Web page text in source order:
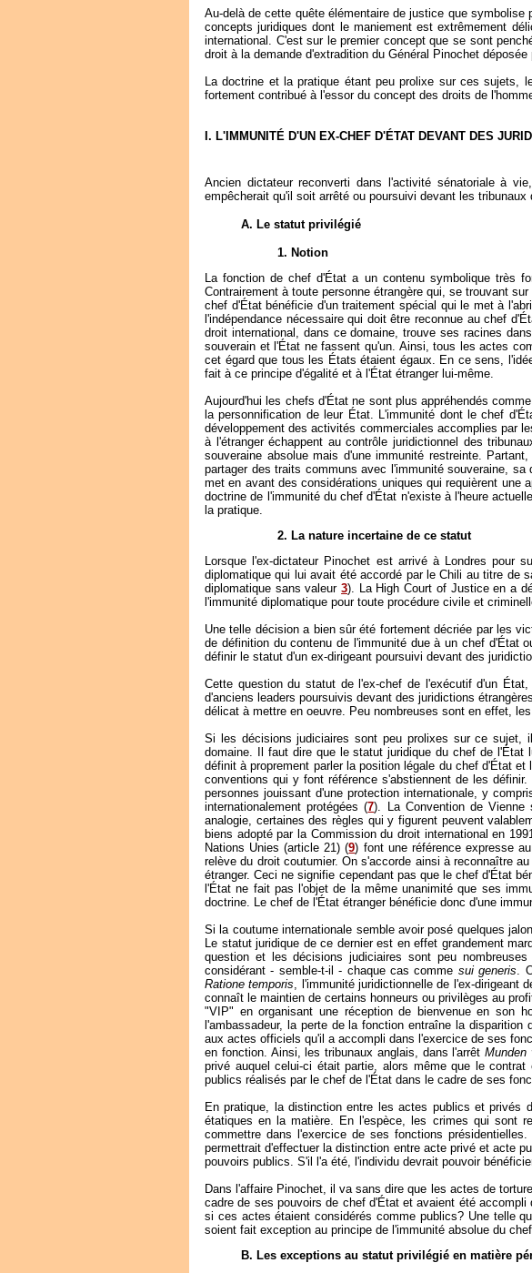
Au-delà de cette quête élémentaire de justice que
concepts juridiques dont le maniement est extrêmement
international. C'est sur le premier concept que se sont
droit à la demande d'extradition du Général Pinochet
La doctrine et la pratique étant peu prolixe sur ces sujets,
fortement contribué à l'essor du concept des droits de
I. L'IMMUNITÉ D'UN EX-CHEF D'ÉTAT DEVANT DES
Ancien dictateur reconverti dans l'activité sénatoriale à
empêcherait qu'il soit arrêté ou poursuivi devant les
A. Le statut privilégié
1. Notion
La fonction de chef d'État a un contenu symbolique très
Contrairement à toute personne étrangère qui, se trouvant
chef d'État bénéficie d'un traitement spécial qui le met à
l'indépendance nécessaire qui doit être reconnue au chef
droit international, dans ce domaine, trouve ses racines
souverain et l'État ne fassent qu'un. Ainsi, tous les actes
cet égard que tous les États étaient égaux. En ce sens,
fait à ce principe d'égalité et à l'État étranger lui-même.
Aujourd'hui les chefs d'État ne sont plus appréhendés
la personnification de leur État. L'immunité dont le chef
développement des activités commerciales accomplies par
à l'étranger échappent au contrôle juridictionnel des
souveraine absolue mais d'une immunité restreinte.
partager des traits communs avec l'immunité souveraine,
met en avant des considérations uniques qui requièrent une
doctrine de l'immunité du chef d'État n'existe à l'heure
la pratique.
2. La nature incertaine de ce statut
Lorsque l'ex-dictateur Pinochet est arrivé à Londres pour
diplomatique qui lui avait été accordé par le Chili au titre de
diplomatique sans valeur3). La High Court of Justice en a
l'immunité diplomatique pour toute procédure civile et
Une telle décision a bien sûr été fortement décriée par les
de définition du contenu de l'immunité due à un chef d'État
définir le statut d'un ex-dirigeant poursuivi devant des
Cette question du statut de l'ex-chef de l'exécutif d'un
d'anciens leaders poursuivis devant des juridictions
délicat à mettre en oeuvre. Peu nombreuses sont en effet,
Si les décisions judiciaires sont peu prolixes sur ce sujet,
domaine. Il faut dire que le statut juridique du chef de l'État
définit à proprement parler la position légale du chef d'État
conventions qui y font référence s'abstiennent de les
personnes jouissant d'une protection internationale, y
internationalement protégées (7). La Convention de Vienne
analogie, certaines des règles qui y figurent peuvent
biens adopté par la Commission du droit international en
Nations Unies (article 21) (9) font une référence expresse
relève du droit coutumier. On s'accorde ainsi à reconnaître
étranger. Ceci ne signifie cependant pas que le chef d'État
l'État ne fait pas l'objet de la même unanimité que ses
doctrine. Le chef de l'État étranger bénéficie donc d'une
Si la coutume internationale semble avoir posé quelques
Le statut juridique de ce dernier est en effet grandement
question et les décisions judiciaires sont peu
considérant - semble-t-il - chaque cas comme sui generis.
Ratione temporis, l'immunité juridictionnelle de l'ex-dirigeant
connaît le maintien de certains honneurs ou privilèges au
"VIP" en organisant une réception de bienvenue en son
l'ambassadeur, la perte de la fonction entraîne la disparition
aux actes officiels qu'il a accompli dans l'exercice de ses
en fonction. Ainsi, les tribunaux anglais, dans l'arrêtMunden
privé auquel celui-ci était partie, alors même que le
publics réalisés par le chef de l'État dans le cadre de ses
En pratique, la distinction entre les actes publics et privés
étatiques en la matière. En l'espèce, les crimes qui sont
commettre dans l'exercice de ses fonctions
permettrait d'effectuer la distinction entre acte privé et acte
pouvoirs publics. S'il l'a été, l'individu devrait pouvoir
Dans l'affaire Pinochet, il va sans dire que les actes de
cadre de ses pouvoirs de chef d'État et avaient été
si ces actes étaient considérés comme publics? Une telle
soient fait exception au principe de l'immunité absolue du
B. Les exceptions au statut privilégié en matière